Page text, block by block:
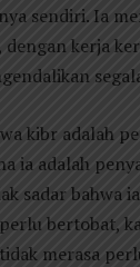
sendiri. Ia
kerja
kibr adalah
ia adalah
sadar bahwa
bertobat,
merasa